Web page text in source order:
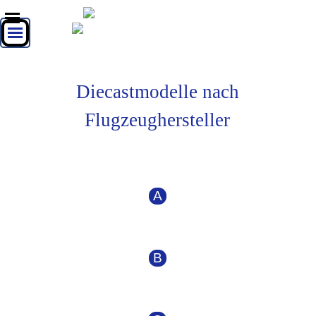
Direkt zum Seiteninhalt
Menü überspringen
Menü überspringen
Diecastmodelle nach
Flugzeughersteller
A
B